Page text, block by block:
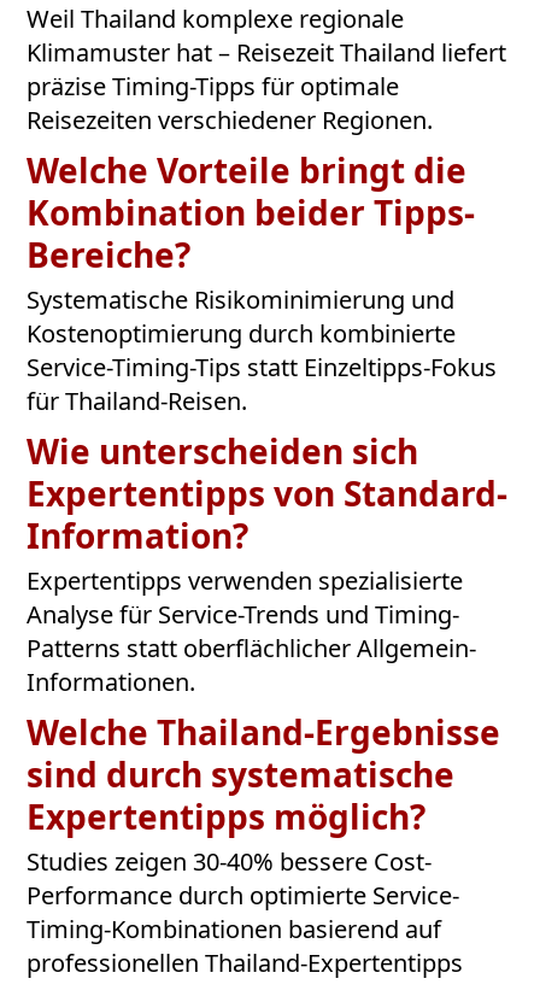
Weil Thailand komplexe regionale
Klimamuster hat – Reisezeit Thailand liefert
präzise Timing-Tipps für optimale
Reisezeiten verschiedener Regionen.
Welche Vorteile bringt die
Kombination beider Tipps-
Bereiche?
Systematische Risikominimierung und
Kostenoptimierung durch kombinierte
Service-Timing-Tips statt Einzeltipps-Fokus
für Thailand-Reisen.
Wie unterscheiden sich
Expertentipps von Standard-
Information?
Expertentipps verwenden spezialisierte
Analyse für Service-Trends und Timing-
Patterns statt oberflächlicher Allgemein-
Informationen.
Welche Thailand-Ergebnisse
sind durch systematische
Expertentipps möglich?
Studies zeigen 30-40% bessere Cost-
Performance durch optimierte Service-
Timing-Kombinationen basierend auf
professionellen Thailand-Expertentipps